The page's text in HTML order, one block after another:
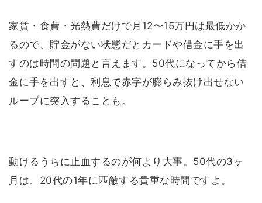
家賃・食費・光熱費だけで月12〜15万円は最低かか
るので、貯金がない状態だとカードや借金に手を出
すのは時間の問題と言えます。50代になってから借
金に手を出すと、利息で赤字が膨らみ抜け出せない
ループに突入することも。
動けるうちに止血するのが何より大事。50代の3ヶ
月は、20代の1年に匹敵する貴重な時間ですよ。